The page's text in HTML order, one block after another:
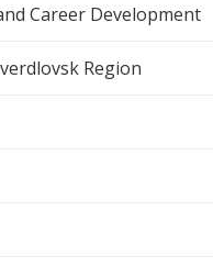
Career Development
Region